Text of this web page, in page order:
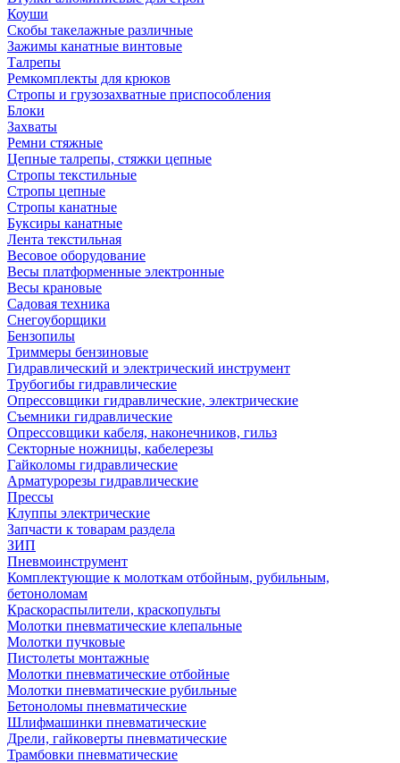
Коуши
Скобы такелажные различные
Зажимы канатные винтовые
Талрепы
Ремкомплекты для крюков
Стропы и грузозахватные приспособления
Блоки
Захваты
Ремни стяжные
Цепные талрепы, стяжки цепные
Стропы текстильные
Стропы цепные
Стропы канатные
Буксиры канатные
Лента текстильная
Весовое оборудование
Весы платформенные электронные
Весы крановые
Садовая техника
Снегоуборщики
Бензопилы
Триммеры бензиновые
Гидравлический и электрический инструмент
Трубогибы гидравлические
Опрессовщики гидравлические, электрические
Съемники гидравлические
Опрессовщики кабеля, наконечников, гильз
Секторные ножницы, кабелерезы
Гайколомы гидравлические
Арматурорезы гидравлические
Прессы
Клуппы электрические
Запчасти к товарам раздела
ЗИП
Пневмоинструмент
Комплектующие к молоткам отбойным, рубильным,
бетоноломам
Краскораспылители, краскопульты
Молотки пневматические клепальные
Молотки пучковые
Пистолеты монтажные
Молотки пневматические отбойные
Молотки пневматические рубильные
Бетоноломы пневматические
Шлифмашинки пневматические
Дрели, гайковерты пневматические
Трамбовки пневматические